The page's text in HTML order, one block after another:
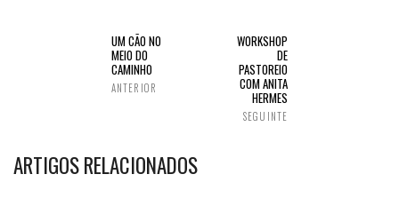
UM CÃO NO
MEIO DO
CAMINHO
ANTERIOR
WORKSHOP
DE
PASTOREIO
COM ANITA
HERMES
SEGUINTE
ARTIGOS RELACIONADOS